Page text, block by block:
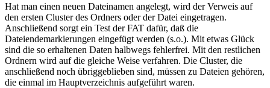
Hat man einen neuen Dateinamen angelegt, wird der Verweis auf
den ersten Cluster des Ordners oder der Datei eingetragen.
Anschließend sorgt ein Test der FAT dafür, daß die
Dateiendemarkierungen eingefügt werden (s.o.). Mit etwas Glück
sind die so erhaltenen Daten halbwegs fehlerfrei. Mit den restlichen
Ordnern wird auf die gleiche Weise verfahren. Die Cluster, die
anschließend noch übriggeblieben sind, müssen zu Dateien gehören,
die einmal im Hauptverzeichnis aufgeführt waren.